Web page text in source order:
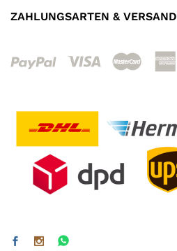
ZAHLUNGSARTEN & VERSAND